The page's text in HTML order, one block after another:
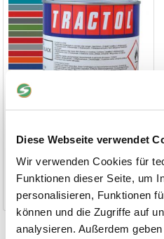
Diese Webseite verwendet
Wir verwenden Cookies für
Funktionen dieser Seite, um
personalisieren, Funktionen
können und die Zugriffe auf
analysieren. Außerdem
1 Stück
13,90 €